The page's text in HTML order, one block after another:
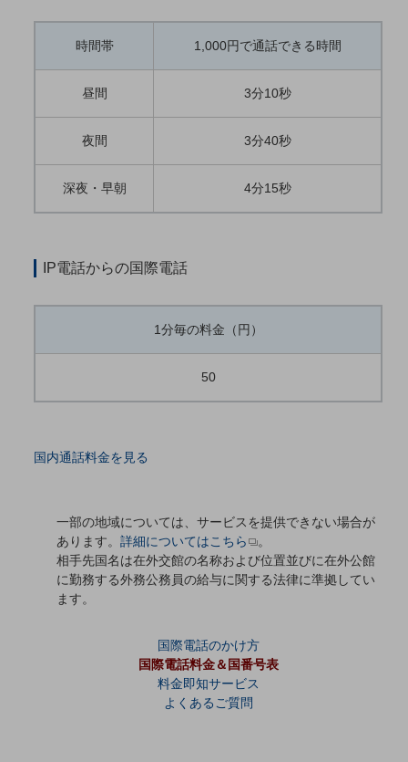
製造・建設業
モバイルTOP
おすすめの機種、料金やサービスをご紹介
ビジネス向けスマートフォン
5G対応ホームルーター
IOT完了済みメーカーブランド製品
ドコモBiz データ無制限 ドコモ MAX ドコモ mini ドコモBiz かけ放題
ケータイプラン
5Gデータプラス
時間帯 1,000円で通話できる時間
昼間 3分10秒
夜間 3分40秒
深夜・早朝 4分15秒
IP電話からの国際電話
1分毎の料金（円）
50
国内通話料金を見る
一部の地域については、サービスを提供できない場合が
あります。詳細についてはこちら
。
相手先国名は在外交館の名称および位置並びに在外公館
に勤務する外務公務員の給与に関する法律に準拠してい
ます。
国際電話のかけ方
国際電話料金＆国番号表
料金即知サービス
よくあるご質問